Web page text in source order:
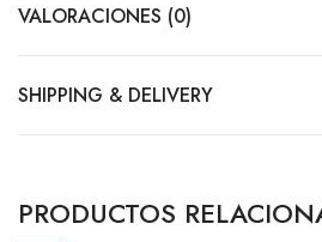
VALORACIONES (0)
SHIPPING & DELIVERY
PRODUCTOS